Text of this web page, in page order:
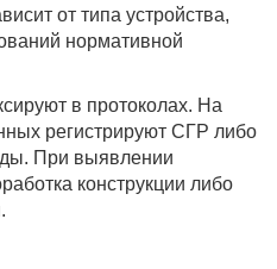
от типа устройства,
нормативной
в протоколах. На
регистрируют СГР либо
При выявлении
конструкции либо